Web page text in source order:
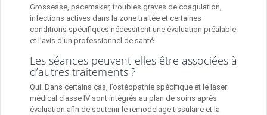
Grossesse, pacemaker, troubles graves de coagulation,
infections actives dans la zone traitée et certaines
conditions spécifiques nécessitent une évaluation préalable
et l’avis d’un professionnel de santé.
Les séances peuvent-elles être associées à
d’autres traitements ?
Oui. Dans certains cas, l’ostéopathie spécifique et le laser
médical classe IV sont intégrés au plan de soins après
évaluation afin de soutenir le remodelage tissulaire et la